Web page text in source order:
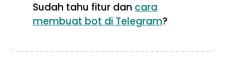
Sudah tahu fitur dan cara
membuat bot di Telegram?